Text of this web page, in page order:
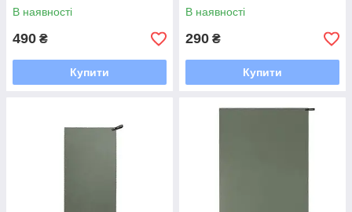
В наявності
490 ₴
Купити
В наявності
290 ₴
Купити